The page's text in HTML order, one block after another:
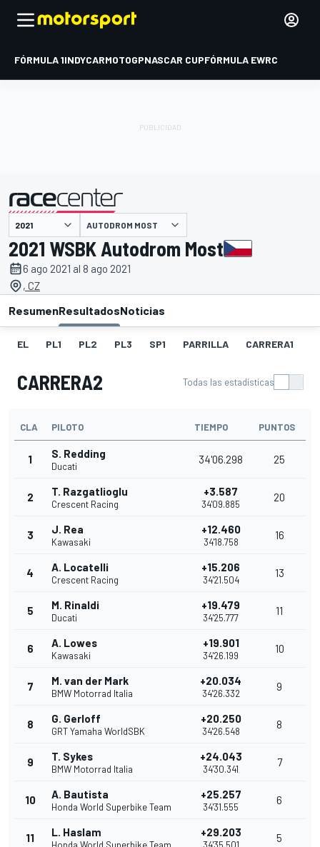
FÓRMULA 1INDYCARMOTOGPNASCAR CUPFÓRMULA EWRC
presentado por AUTODROM MOST
2021 WSBK Autodrom Most
6 ago 2021 al 8 ago 2021
, CZ
ResumenResultadosNoticias
EL PL1 PL2 PL3 SP1 PARRILLA CARRERA1
CARRERA2 Todas las estadísticas
CLA PILOTO TIEMPO PUNTOS
1 S. Redding
Ducati
34'06.298 25
2 T. Razgatlioglu
Crescent Racing
+3.587
34'09.885
20
3 J. Rea
Kawasaki
+12.460
34'18.758
16
4 A. Locatelli
Crescent Racing
+15.206
34'21.504
13
5 M. Rinaldi
Ducati
+19.479
34'25.777
11
6 A. Lowes
Kawasaki
+19.901
34'26.199
10
7 M. van der Mark
BMW Motorrad Italia
+20.034
34'26.332
9
8 G. Gerloff
GRT Yamaha WorldSBK
+20.250
34'26.548
8
9 T. Sykes
BMW Motorrad Italia
+24.043
34'30.341
7
10 A. Bautista
Honda World Superbike Team
+25.257
34'31.555
6
11 L. Haslam +29.203 5